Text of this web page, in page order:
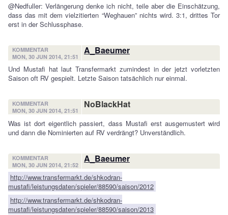
@Nedfuller: Verlängerung denke ich nicht, teile aber die Einschätzung,
dass das mit dem vielzitierten “Weghauen” nichts wird. 3:1, drittes Tor
erst in der Schlussphase.
KOMMENTAR
MON, 30 JUN 2014, 21:51
A_Baeumer
Und Mustafi hat laut Transfermarkt zumindest in der jetzt vorletzten
Saison oft RV gespielt. Letzte Saison tatsächlich nur einmal.
KOMMENTAR
MON, 30 JUN 2014, 21:51
NoBlackHat
Was ist dort eigentlich passiert, dass Mustafi erst ausgemustert wird
und dann die Nominierten auf RV verdrängt? Unverständlich.
KOMMENTAR
MON, 30 JUN 2014, 21:52
A_Baeumer
http://www.transfermarkt.de/shkodran-
mustafi/leistungsdaten/spieler/88590/saison/2012
http://www.transfermarkt.de/shkodran-
mustafi/leistungsdaten/spieler/88590/saison/2013